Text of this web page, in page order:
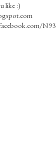
like :)